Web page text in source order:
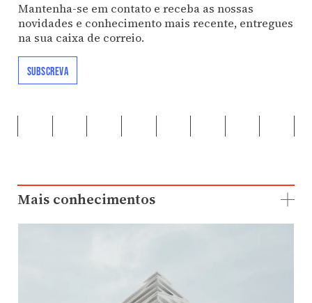
Mantenha-se em contato e receba as nossas
novidades e conhecimento mais recente, entregues
na sua caixa de correio.
SUBSCREVA
Mais conhecimentos